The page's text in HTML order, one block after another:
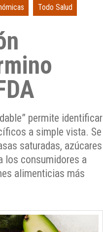
Todo Salud
permite identificar
a simple vista. Se
saturadas, azúcares
los consumidores a
alimenticias más